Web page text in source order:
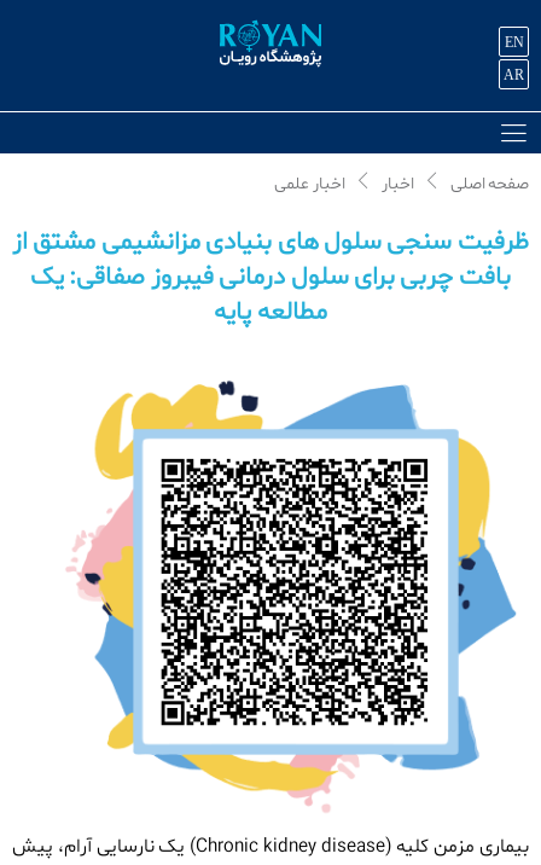
EN
AR
صفحه اصلی اخبار اخبار علمی
ظرفیت سنجی سلول های بنیادی مزانشیمی مشتق از
بافت چربی برای سلول درمانی فیبروز صفاقی: یک
مطالعه پایه
بیماری مزمن کلیه (Chronic kidney disease) یک نارسایی آرام، پیش